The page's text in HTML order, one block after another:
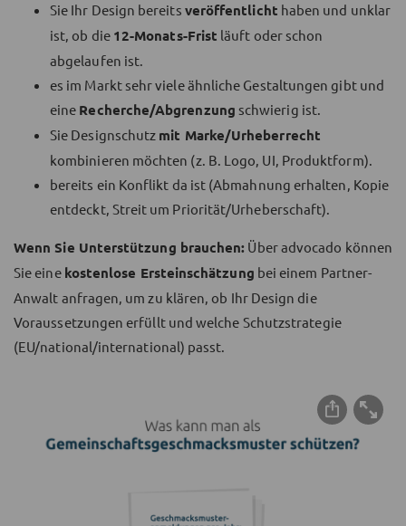
Sie Ihr Design bereits veröffentlicht haben und unklar
ist, ob die 12-Monats-Frist läuft oder schon
abgelaufen ist.
es im Markt sehr viele ähnliche Gestaltungen gibt und
eine Recherche/Abgrenzung schwierig ist.
Sie Designschutz mit Marke/Urheberrecht
kombinieren möchten (z. B. Logo, UI, Produktform).
bereits ein Konflikt da ist (Abmahnung erhalten, Kopie
entdeckt, Streit um Priorität/Urheberschaft).
Wenn Sie Unterstützung brauchen: Über advocado können
Sie eine kostenlose Ersteinschätzung bei einem Partner-
Anwalt anfragen, um zu klären, ob Ihr Design die
Voraussetzungen erfüllt und welche Schutzstrategie
(EU/national/international) passt.